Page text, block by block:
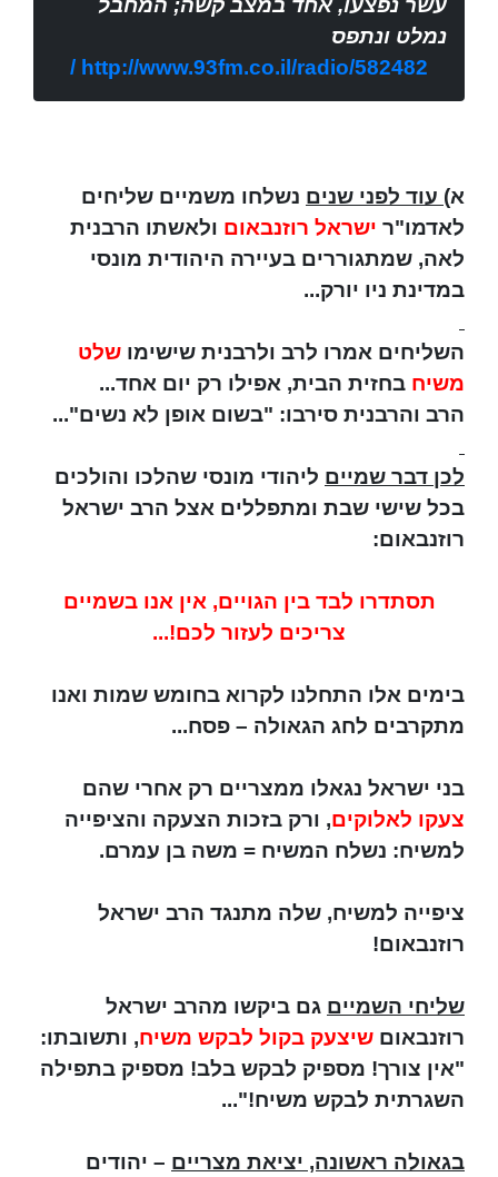
עשר נפצעו, אחד במצב קשה; המחבל
נמלט ונתפס
http://www.93fm.co.il/radio/582482 /
א) עוד לפני שנים נשלחו משמיים שליחים
לאדמו"ר ישראל רוזנבאום ולאשתו הרבנית
לאה, שמתגוררים בעיירה היהודית מונסי
במדינת ניו יורק...
השליחים אמרו לרב ולרבנית שישימו שלט
משיח בחזית הבית, אפילו רק יום אחד...
הרב והרבנית סירבו: "בשום אופן לא נשים"...
לכן דבר שמיים ליהודי מונסי שהלכו והולכים
בכל שישי שבת ומתפללים אצל הרב ישראל
רוזנבאום:
תסתדרו לבד בין הגויים, אין אנו בשמיים
צריכים לעזור לכם!...
בימים אלו התחלנו לקרוא בחומש שמות ואנו
מתקרבים לחג הגאולה – פסח...
בני ישראל נגאלו ממצריים רק אחרי שהם
צעקו לאלוקים, ורק בזכות הצעקה והציפייה
למשיח: נשלח המשיח = משה בן עמרם.
ציפייה למשיח, שלה מתנגד הרב ישראל
רוזנבאום!
שליחי השמיים גם ביקשו מהרב ישראל
רוזנבאום שיצעק בקול לבקש משיח, ותשובתו:
"אין צורך! מספיק לבקש בלב! מספיק בתפילה
השגרתית לבקש משיח!"...
בגאולה ראשונה, יציאת מצריים – יהודים